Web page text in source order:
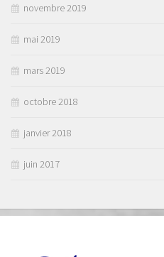
novembre 2019
mai 2019
mars 2019
octobre 2018
janvier 2018
juin 2017